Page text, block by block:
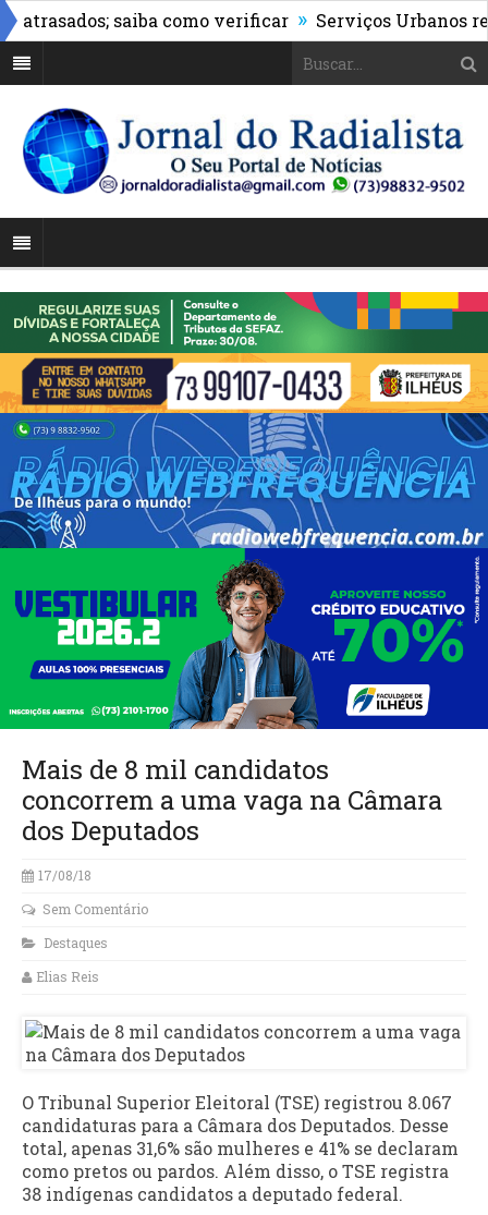
saiba como verificar » Serviços Urbanos
Mais de 8 mil candidatos
concorrem a uma vaga na Câmara
dos Deputados
17/08/18
Sem Comentário
Destaques
Elias Reis
O Tribunal Superior Eleitoral (TSE) registrou 8.067
candidaturas para a Câmara dos Deputados. Desse
total, apenas 31,6% são mulheres e 41% se declaram
como pretos ou pardos. Além disso, o TSE registra
38 indígenas candidatos a deputado federal.